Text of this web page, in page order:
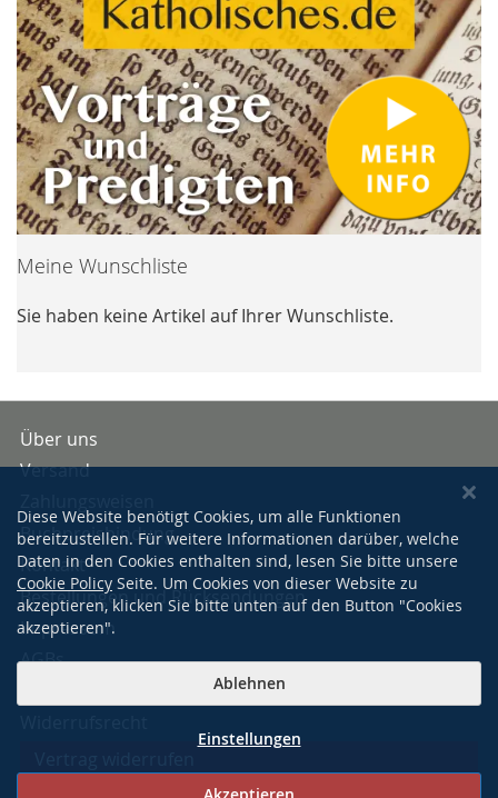
Meine Wunschliste
Sie haben keine Artikel auf Ihrer Wunschliste.
Über uns
Versand
Buchpreisbindung
Kontakt
Bestellungen und Rücksendungen
Impressum
AGBs
Diese Website benötigt Cookies, um alle Funktionen
bereitzustellen. Für weitere Informationen darüber, welche
Daten in den Cookies enthalten sind, lesen Sie bitte unsere
Cookie Policy Seite. Um Cookies von dieser Website zu
akzeptieren, klicken Sie bitte unten auf den Button "Cookies
akzeptieren".
Ablehnen
Einstellungen